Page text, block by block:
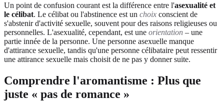
Un point de confusion courant est la différence entre l'asexualité et
le célibat. Le célibat ou l'abstinence est un choix conscient de
s'abstenir d'activité sexuelle, souvent pour des raisons religieuses ou
personnelles. L'asexualité, cependant, est une orientation – une
partie innée de la personne. Une personne asexuelle manque
d'attirance sexuelle, tandis qu'une personne célibataire peut ressentir
une attirance sexuelle mais choisit de ne pas y donner suite.
Comprendre l'aromantisme : Plus que
juste « pas de romance »